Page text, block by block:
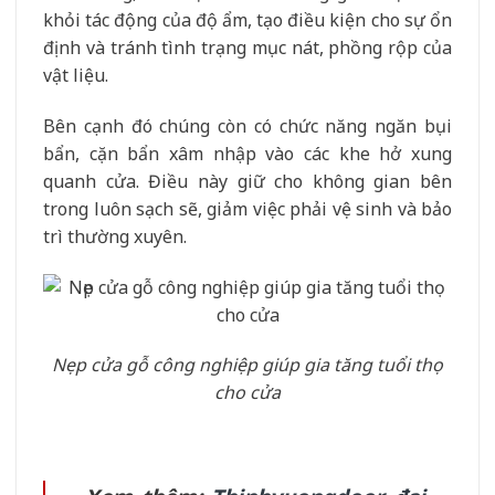
khỏi tác động của độ ẩm, tạo điều kiện cho sự ổn
định và tránh tình trạng mục nát, phồng rộp của
vật liệu.
Bên cạnh đó chúng còn có chức năng ngăn bụi
bẩn, cặn bẩn xâm nhập vào các khe hở xung
quanh cửa. Điều này giữ cho không gian bên
trong luôn sạch sẽ, giảm việc phải vệ sinh và bảo
trì thường xuyên.
Nẹp cửa gỗ công nghiệp giúp gia tăng tuổi thọ
cho cửa